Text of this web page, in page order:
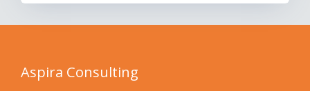
Aspira Consulting